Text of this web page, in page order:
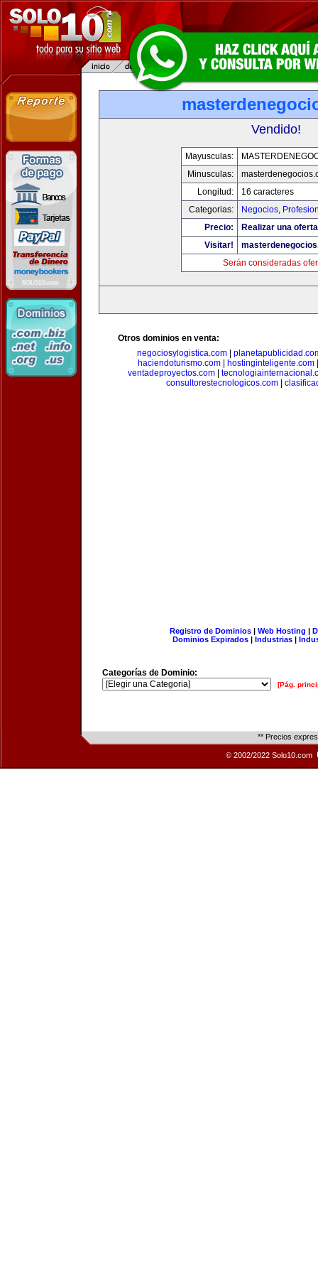
Vendido!
Mayusculas:
Minusculas:
Longitud:
16 caracteres
Categorias:
Negocios,
Precio:
Realizar una
Visitar!
Serán consideradas
Otros dominios en venta:
negociosylogistica.com|
haciendoturismo.com
hostinginteligente.com
ventadeproyectos.com|
consultorestecnologicos.com
Registro de Dominios| Web Hosting |
Dominios Expirados | Industrias |
Categorías de Dominio:
[Pág.
** Precios
© 2002/2022 Solo10.com